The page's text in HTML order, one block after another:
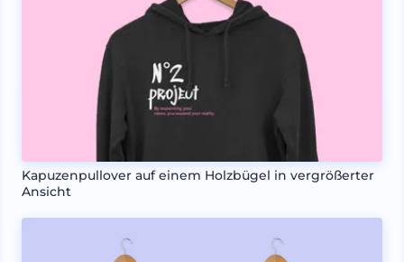
Kapuzenpullover auf einem Holzbügel in vergrößerter
Ansicht